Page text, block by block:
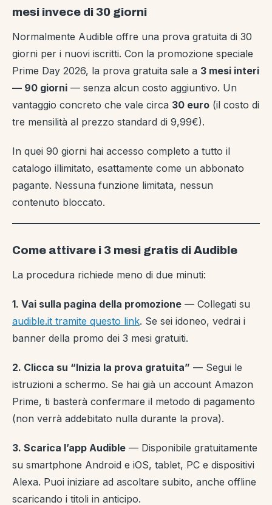
mesi invece di 30 giorni
Normalmente Audible offre una prova gratuita di 30
giorni per i nuovi iscritti. Con la promozione speciale
Prime Day 2026, la prova gratuita sale a 3 mesi interi
— 90 giorni — senza alcun costo aggiuntivo. Un
vantaggio concreto che vale circa 30 euro (il costo di
tre mensilità al prezzo standard di 9,99€).
In quei 90 giorni hai accesso completo a tutto il
catalogo illimitato, esattamente come un abbonato
pagante. Nessuna funzione limitata, nessun
contenuto bloccato.
Come attivare i 3 mesi gratis di Audible
La procedura richiede meno di due minuti:
1. Vai sulla pagina della promozione — Collegati su
audible.it tramite questo link. Se sei idoneo, vedrai i
banner della promo dei 3 mesi gratuiti.
2. Clicca su “Inizia la prova gratuita” — Segui le
istruzioni a schermo. Se hai già un account Amazon
Prime, ti basterà confermare il metodo di pagamento
(non verrà addebitato nulla durante la prova).
3. Scarica l’app Audible — Disponibile gratuitamente
su smartphone Android e iOS, tablet, PC e dispositivi
Alexa. Puoi iniziare ad ascoltare subito, anche offline
scaricando i titoli in anticipo.